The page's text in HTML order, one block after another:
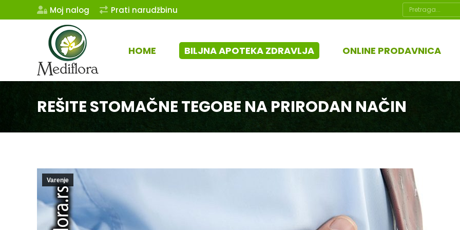
Moj nalog Prati narudžbinu Search:
HOME BILJNA APOTEKA ZDRAVLJA ONLINE PRODAVNICA
REŠITE STOMAČNE TEGOBE NA PRIRODAN NAČIN
Varenje